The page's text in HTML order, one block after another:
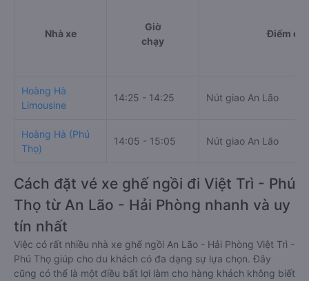
Nhà xe
Giờ
chạy
Điểm đi
Hoàng Hà
Limousine
14:25 - 14:25 Nút giao An Lão
Hoàng Hà (Phú
Thọ)
14:05 - 15:05 Nút giao An Lão
Cách đặt vé xe ghế ngồi đi Việt Trì - Phú
Thọ từ An Lão - Hải Phòng nhanh và uy
tín nhất
Việc có rất nhiều nhà xe ghế ngồi An Lão - Hải Phòng Việt Trì -
Phú Thọ giúp cho du khách có đa dạng sự lựa chọn. Đây
cũng có thể là một điều bất lợi làm cho hàng khách không biết